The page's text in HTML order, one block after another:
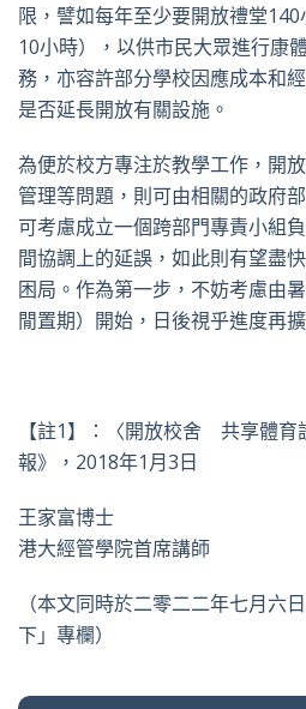
限，譬如每年至少要開放禮堂
10小時），以供市民大眾進行康
務，亦容許部分學校因應成本和
是否延長開放有關設施。
為便於校方專注於教學工作，開
管理等問題，則可由相關的政府
可考慮成立一個跨部門專責小組
間協調上的延誤，如此則有望盡
困局。作為第一步，不妨考慮由
閒置期）開始，日後視乎進度再
【註1】：〈開放校舍 共享體育
報》，2018年1月3日
王家富博士
港大經管學院首席講師
（本文同時於二零二二年七月六
下」專欄）